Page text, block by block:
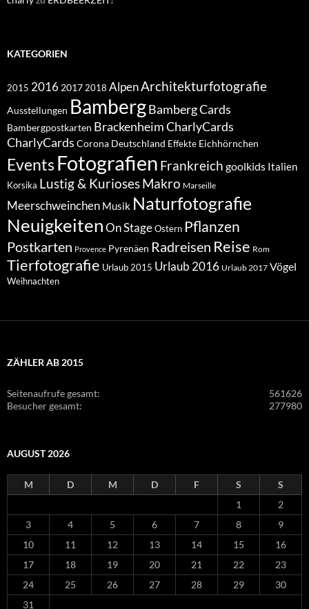
KATEGORIEN
2015 2016 2017 2018 AlpenArchitekturfotografie
Ausstellungen BambergBamberg Cards
Bambergpostkarten BrackenheimCharlyCards
CharlyCards Corona Deutschland Effekte Eichhörnchen
Events Fotografien Frankreich goolkids Italien
Korsika Lustig & KuriosesMakro Marseille
Meerschweinchen Musik Naturfotografie
NeuigkeitenOn StageOstern Pflanzen
Postkarten Provence Pyrenäen Radreisen Reise Rom
Tierfotografie Urlaub 2015 Urlaub 2016 Urlaub 2017 Vögel
Weihnachten
ZÄHLER AB 2015
561626
Seitenaufrufe gesamt:
277980
Besucher gesamt:
AUGUST 2026
M D M D F S
S
1
2
3
4 5 6 7 8
9
10
11 12 13 14 15
16
17
18 19 20 21 22
23
24
25 26 27 28 29
30
31